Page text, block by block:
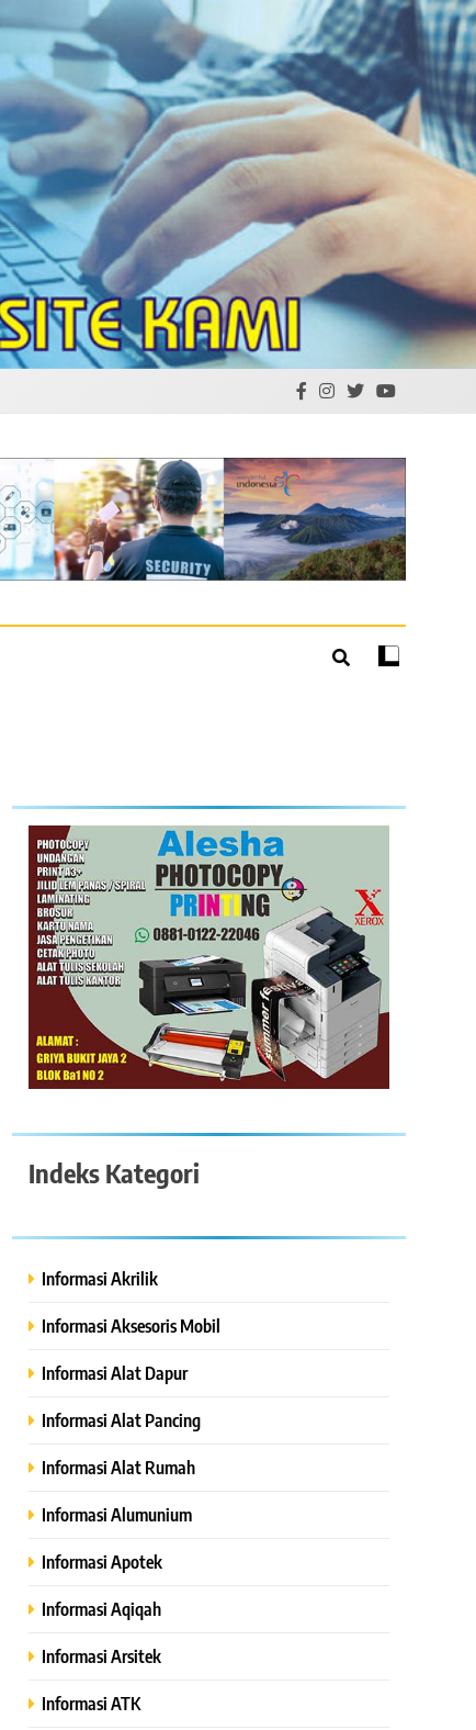
Indeks Kategori
Informasi Akrilik
Informasi Aksesoris Mobil
Informasi Alat Dapur
Informasi Alat Pancing
Informasi Alat Rumah
Informasi Alumunium
Informasi Apotek
Informasi Aqiqah
Informasi Arsitek
Informasi ATK